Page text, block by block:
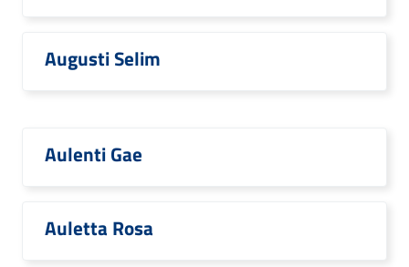
Augusti Selim
Aulenti Gae
Auletta Rosa